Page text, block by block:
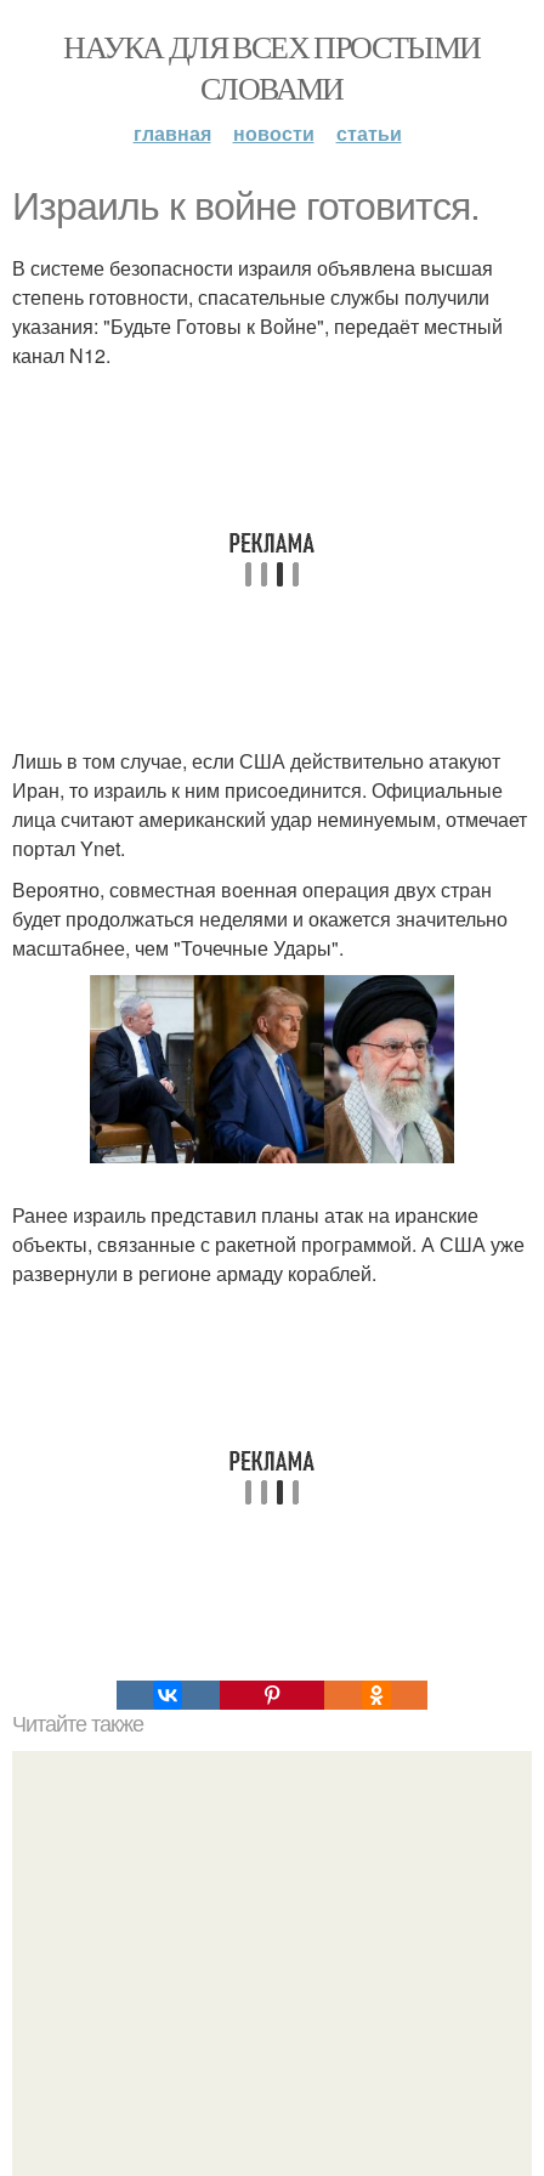
НАУКА ДЛЯ ВСЕХ ПРОСТЫМИ
СЛОВАМИ
главная новости статьи
Израиль к войне готовится.
В системе безопасности израиля объявлена высшая
степень готовности, спасательные службы получили
указания: "Будьте Готовы к Войне", передаёт местный
канал N12.
Лишь в том случае, если США действительно атакуют
Иран, то израиль к ним присоединится. Официальные
лица считают американский удар неминуемым, отмечает
портал Ynet.
Вероятно, совместная военная операция двух стран
будет продолжаться неделями и окажется значительно
масштабнее, чем "Точечные Удары".
Ранее израиль представил планы атак на иранские
объекты, связанные с ракетной программой. А США уже
развернули в регионе армаду кораблей.
Читайте также